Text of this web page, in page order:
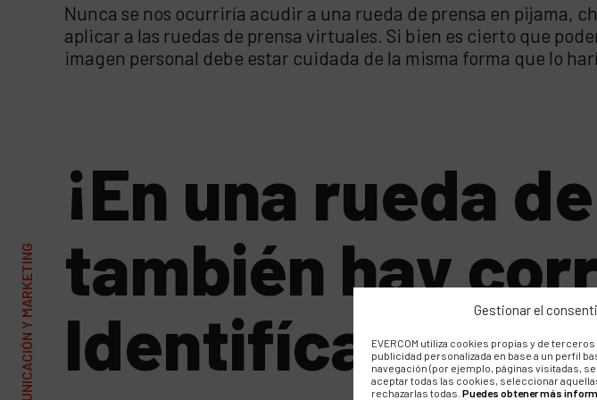
Gestionar el
EVERCOM utiliza cookies propias y de
publicidad personalizada en base a un perfil
navegación (por ejemplo, páginas visitadas,
aceptar todas las cookies, seleccionar
rechazarlas todas. Puedes obtener más
Nunca se nos ocurriría acudir a una rueda de prensa en pijama,
aplicar a las ruedas de prensa virtuales. Si bien es cierto que
imagen personal debe estar cuidada de la misma forma que lo
¡En una rueda
también hay
Identifícalos